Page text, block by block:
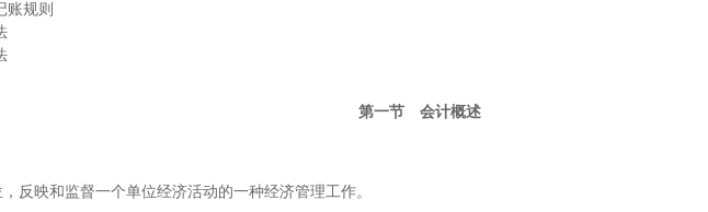
规则
第一节 会计概述
反映和监督一个单位经济活动的一种经济管理工作。